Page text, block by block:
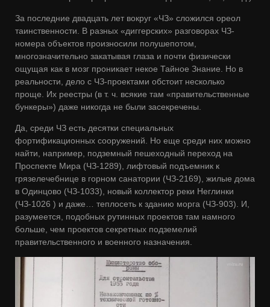
За последние двадцать лет вокруг «ЧЗ» сложился ореол
таинственности. В разных «диггерских» разговорах ЧЗ-
номера объектов произносили полушепотом,
многозначительно закатывая глаза и почти физически
ощущая как в мозг проникает некое Тайное Знание. Но в
реальности, дело с ЧЗ-проектами обстоит несколько
проще. Их реестры (в т. ч. всякие там «правительственные
бункеры») даже никогда не были засекречены.
Да, среди ЧЗ есть десятки специальных
фортификационных сооружений. Но еще среди них можно
найти, например, подземный пешеходный переход на
Проспекте Мира (ЧЗ-1289), лифтовый подъемник к
грязелечебнице в горном санатории (ЧЗ-2169), жилые дома
в Одинцово (ЧЗ-1033), новый коллектор реки Неглинки
(ЧЗ-1026 ) и даже… теплосеть к зданию морга (ЧЗ-903). И,
разумеется, подобных рутинных проектов там намного
больше, чем проектов секретных подземелий
правительственного и военного назначения.